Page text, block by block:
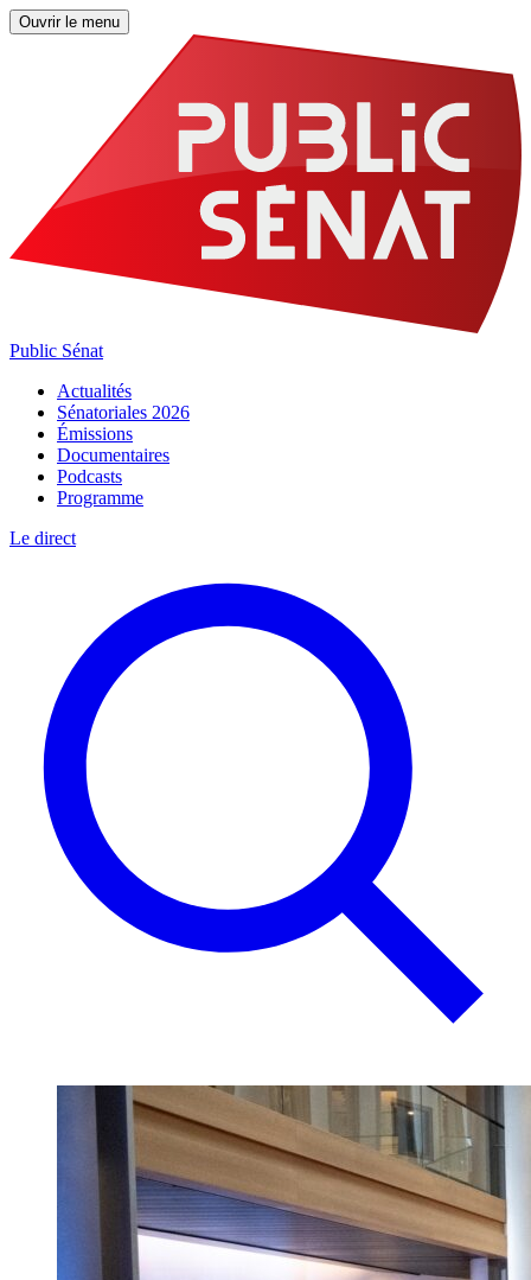
Ouvrir le menu
Public Sénat
Actualités
Sénatoriales 2026
Émissions
Documentaires
Podcasts
Programme
Le direct